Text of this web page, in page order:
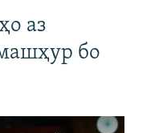
аз
бо